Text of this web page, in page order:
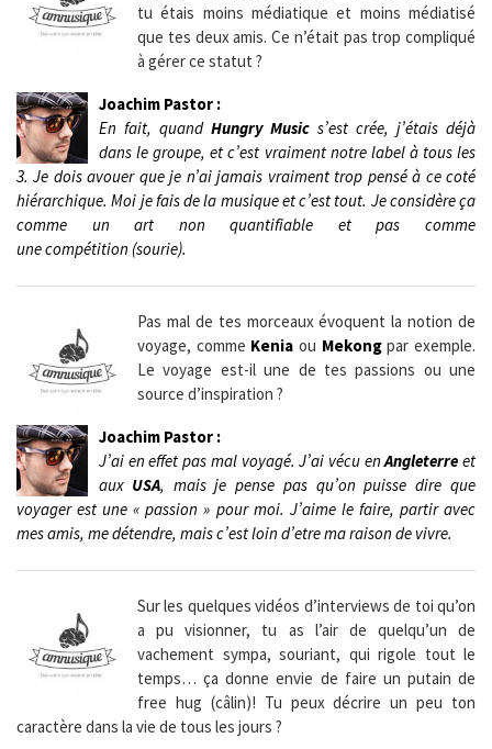
tu étais moins médiatique et moins médiatisé
que tes deux amis. Ce n’était pas trop compliqué
à gérer ce statut ?
Joachim Pastor :
En fait, quand Hungry Music s’est crée, j’étais déjà
dans le groupe, et c’est vraiment notre label à tous les
3. Je dois avouer que je n’ai jamais vraiment trop pensé à ce coté
hiérarchique. Moi je fais de la musique et c’est tout. Je considère ça
comme un art non quantifiable et pas comme
une compétition (sourie).
Pas mal de tes morceaux évoquent la notion de
voyage, comme Kenia ou Mekongpar exemple.
Le voyage est-il une de tes passions ou une
source d’inspiration ?
Joachim Pastor :
J’ai en effet pas mal voyagé. J’ai vécu enAngleterre et
aux USA, mais je pense pas qu’on puisse dire que
voyager est une « passion » pour moi. J’aime le faire, partir avec
mes amis, me détendre, mais c’est loin d’etre ma raison de vivre.
Sur les quelques vidéos d’interviews de toi qu’on
a pu visionner, tu as l’air de quelqu’un de
vachement sympa, souriant, qui rigole tout le
temps… ça donne envie de faire un putain de
free hug (câlin)! Tu peux décrire un peu ton
caractère dans la vie de tous les jours ?